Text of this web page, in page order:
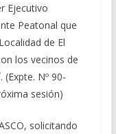
Ejecutivo
Peatonal que
de El
los vecinos de
Nº 90-
sesión)
solicitando